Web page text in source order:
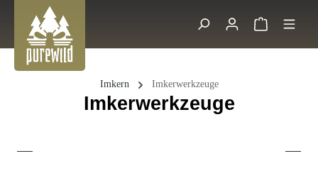
Zum Hauptinhalt springen
Suche
Imkern Imkerwerkzeuge
Imkerwerkzeuge